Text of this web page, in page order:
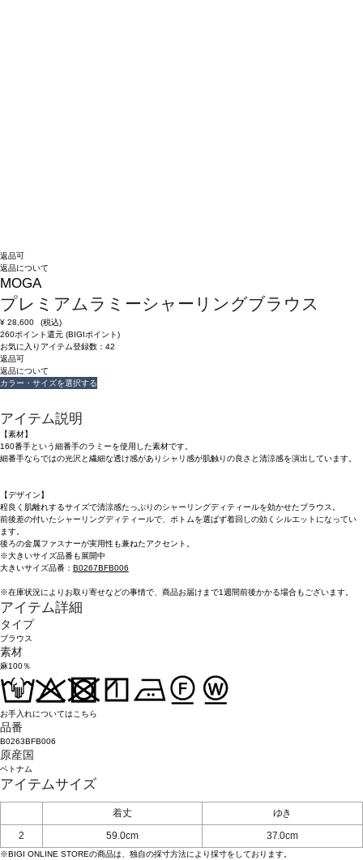
返品可
返品について
MOGA
プレミアムラミーシャーリングブラウス
¥ 28,600
(税込)
260ポイント還元 (BIGIポイント)
お気に入りアイテム登録数： 42
返品可
返品について
カラー・サイズを選択する
アイテム説明
【素材】
160番手という細番手のラミーを使用した素材です。
細番手ならではの光沢と繊細な透け感がありシャリ感が肌触りの良さと清涼感を演出しています。
【デザイン】
程良く肌離れするサイズで清涼感たっぷりのシャーリングディティールを効かせたブラウス。
前後差の付いたシャーリングディティールで、ボトムを選ばず着回しの効くシルエットになってい
ます。
後ろの金属ファスナーが実用性も兼ねたアクセント。
※大きいサイズ品番も展開中
大きいサイズ品番： B0267BFB006
※在庫状況によりお取り寄せなどの事情で、商品お届けまで1週間前後かかる場合もございます。
アイテム詳細
タイプ
ブラウス
素材
麻100％
お手入れについてはこちら
品番
B0263BFB006
原産国
ベトナム
アイテムサイズ
着丈
ゆき
2
59.0cm 37.0cm
※BIGI ONLINE STOREの商品は、独自の採寸方法により採寸をしております。